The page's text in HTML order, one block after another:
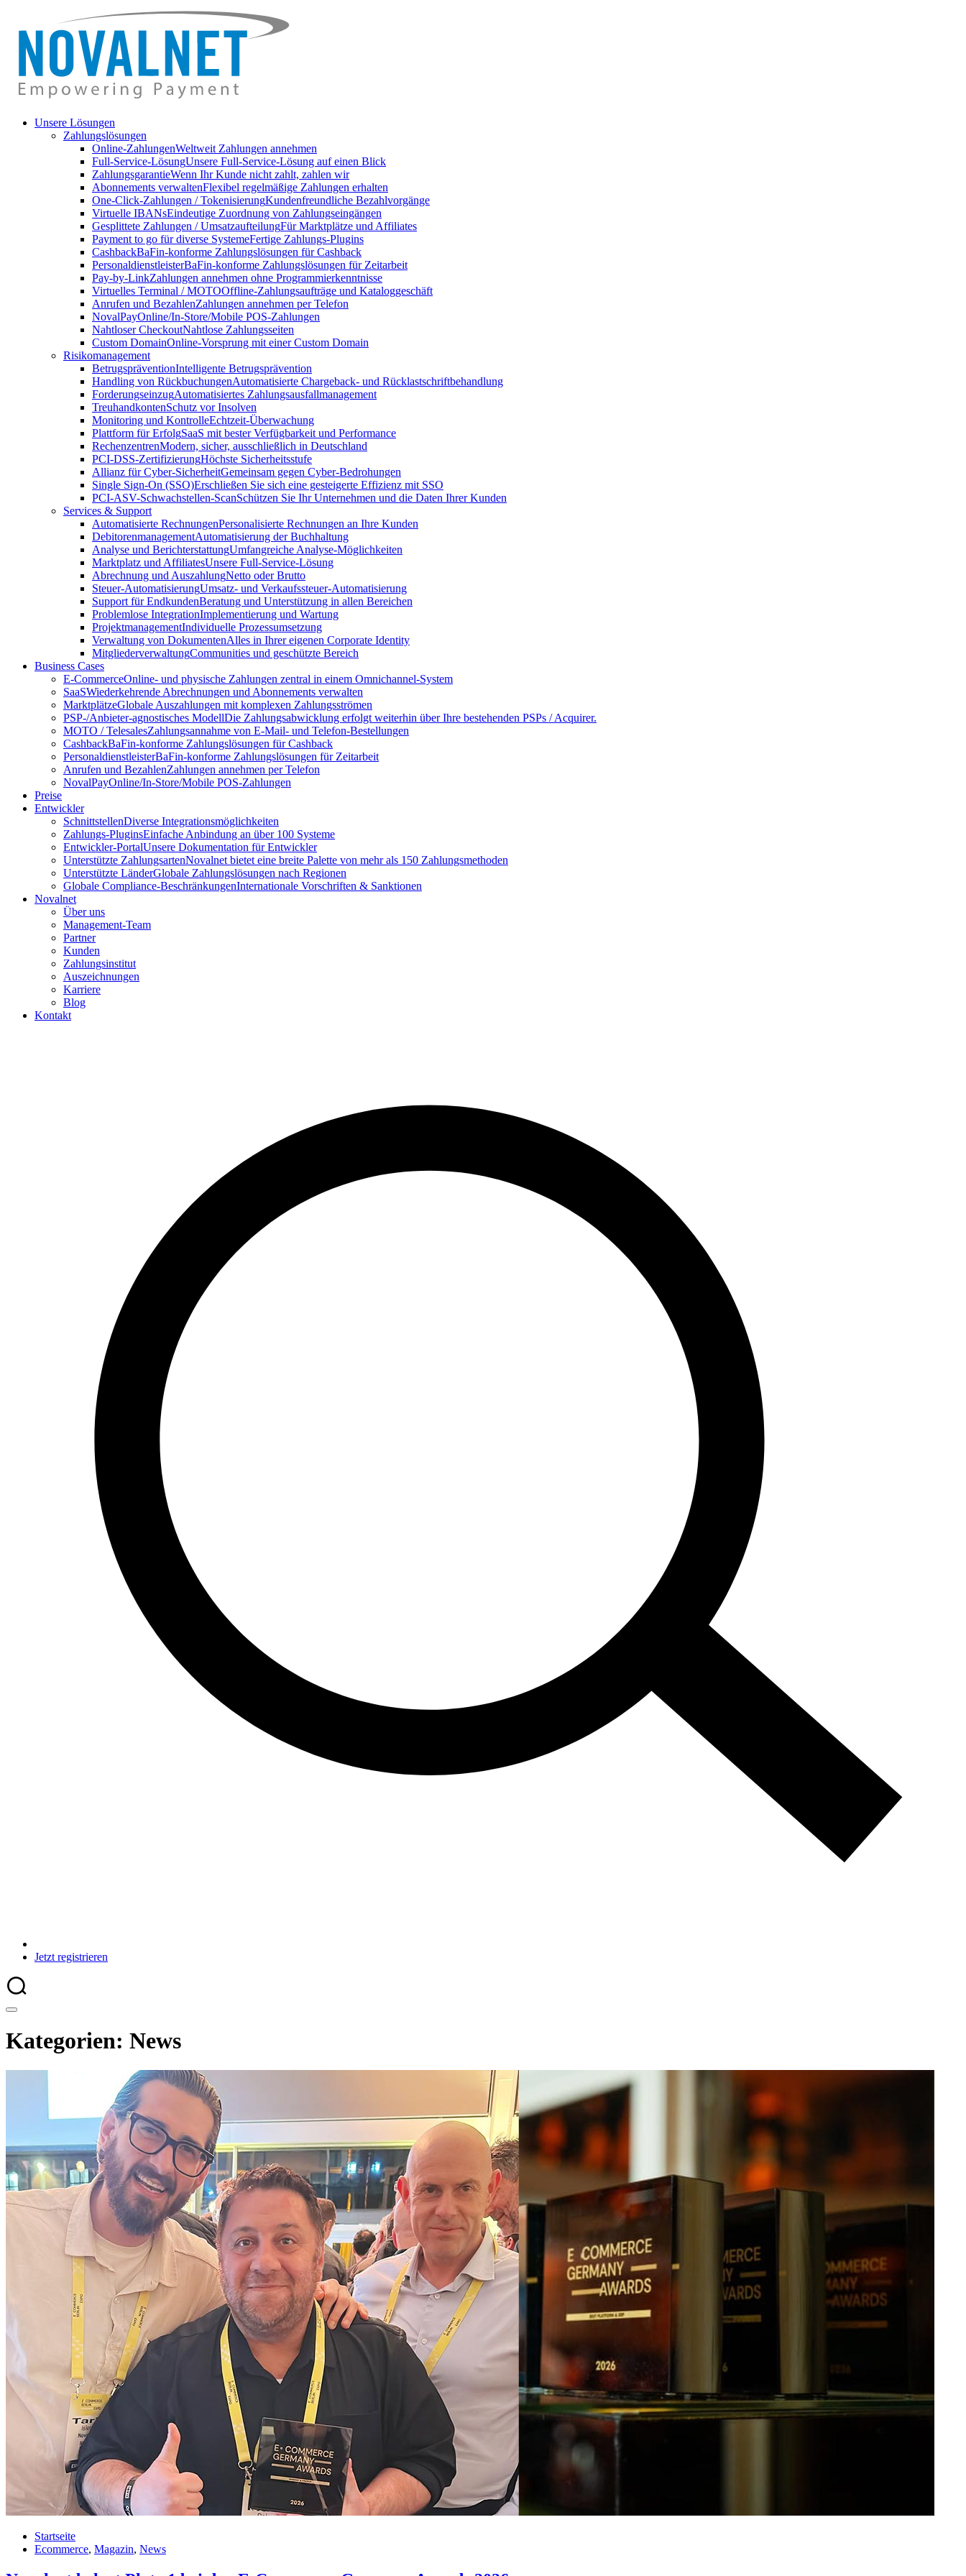
Unsere Lösungen
Zahlungslösungen
Online-ZahlungenWeltweit Zahlungen annehmen
Full-Service-LösungUnsere Full-Service-Lösung auf einen Blick
ZahlungsgarantieWenn Ihr Kunde nicht zahlt, zahlen wir
Abonnements verwaltenFlexibel regelmäßige Zahlungen erhalten
One-Click-Zahlungen / TokenisierungKundenfreundliche Bezahlvorgänge
Virtuelle IBANsEindeutige Zuordnung von Zahlungseingängen
Gesplittete Zahlungen / UmsatzaufteilungFür Marktplätze und Affiliates
Payment to go für diverse SystemeFertige Zahlungs-Plugins
CashbackBaFin-konforme Zahlungslösungen für Cashback
PersonaldienstleisterBaFin-konforme Zahlungslösungen für Zeitarbeit
Pay-by-LinkZahlungen annehmen ohne Programmierkenntnisse
Virtuelles Terminal / MOTOOffline-Zahlungsaufträge und Kataloggeschäft
Anrufen und BezahlenZahlungen annehmen per Telefon
NovalPayOnline/In-Store/Mobile POS-Zahlungen
Nahtloser CheckoutNahtlose Zahlungsseiten
Custom DomainOnline-Vorsprung mit einer Custom Domain
Risikomanagement
BetrugspräventionIntelligente Betrugsprävention
Handling von RückbuchungenAutomatisierte Chargeback- und Rücklastschriftbehandlung
ForderungseinzugAutomatisiertes Zahlungsausfallmanagement
TreuhandkontenSchutz vor Insolven
Monitoring und KontrolleEchtzeit-Überwachung
Plattform für ErfolgSaaS mit bester Verfügbarkeit und Performance
RechenzentrenModern, sicher, ausschließlich in Deutschland
PCI-DSS-ZertifizierungHöchste Sicherheitsstufe
Allianz für Cyber-SicherheitGemeinsam gegen Cyber-Bedrohungen
Single Sign-On (SSO)Erschließen Sie sich eine gesteigerte Effizienz mit SSO
PCI-ASV-Schwachstellen-ScanSchützen Sie Ihr Unternehmen und die Daten Ihrer Kunden
Services & Support
Automatisierte RechnungenPersonalisierte Rechnungen an Ihre Kunden
DebitorenmanagementAutomatisierung der Buchhaltung
Analyse und BerichterstattungUmfangreiche Analyse-Möglichkeiten
Marktplatz und AffiliatesUnsere Full-Service-Lösung
Abrechnung und AuszahlungNetto oder Brutto
Steuer-AutomatisierungUmsatz- und Verkaufssteuer-Automatisierung
Support für EndkundenBeratung und Unterstützung in allen Bereichen
Problemlose IntegrationImplementierung und Wartung
ProjektmanagementIndividuelle Prozessumsetzung
Verwaltung von DokumentenAlles in Ihrer eigenen Corporate Identity
MitgliederverwaltungCommunities und geschützte Bereich
Business Cases
E-CommerceOnline- und physische Zahlungen zentral in einem Omnichannel-System
SaaSWiederkehrende Abrechnungen und Abonnements verwalten
MarktplätzeGlobale Auszahlungen mit komplexen Zahlungsströmen
PSP-/Anbieter‑agnostisches ModellDie Zahlungsabwicklung erfolgt weiterhin über Ihre bestehenden PSPs / Acquirer.
MOTO / TelesalesZahlungsannahme von E-Mail- und Telefon-Bestellungen
CashbackBaFin-konforme Zahlungslösungen für Cashback
PersonaldienstleisterBaFin-konforme Zahlungslösungen für Zeitarbeit
Anrufen und BezahlenZahlungen annehmen per Telefon
NovalPayOnline/In-Store/Mobile POS-Zahlungen
Preise
Entwickler
SchnittstellenDiverse Integrationsmöglichkeiten
Zahlungs-PluginsEinfache Anbindung an über 100 Systeme
Entwickler-PortalUnsere Dokumentation für Entwickler
Unterstützte ZahlungsartenNovalnet bietet eine breite Palette von mehr als 150 Zahlungsmethoden
Unterstützte LänderGlobale Zahlungslösungen nach Regionen
Globale Compliance-BeschränkungenInternationale Vorschriften & Sanktionen
Novalnet
Über uns
Management-Team
Partner
Kunden
Zahlungsinstitut
Auszeichnungen
Karriere
Blog
Kontakt
Jetzt registrieren
Kategorien: News
Startseite
Ecommerce, Magazin, News